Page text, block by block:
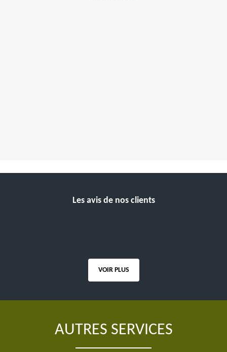
Les avis de nos clients
VOIR PLUS
AUTRES SERVICES